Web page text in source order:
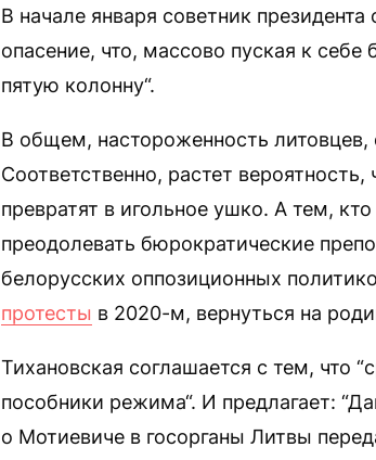
В начале января советник президента
опасение, что, массово пуская к
пятую колонну“.
В общем, настороженность литовцев,
Соответственно, растет
превратят в игольное ушко. А тем,
преодолевать бюрократические
белорусских оппозиционных
протесты в 2020-м, вернуться на
Тихановская соглашается с тем, что
пособники режима“. И предлагает:
о Мотиевиче в госорганы Литвы